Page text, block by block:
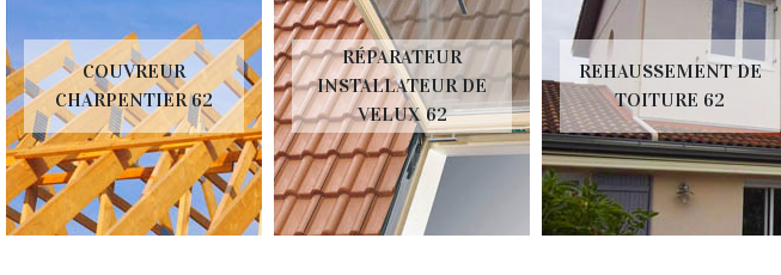
COUVREUR
CHARPENTIER 62
RÉPARATEUR
INSTALLATEUR DE
VELUX 62
REHAUSSEMENT DE
TOITURE 62